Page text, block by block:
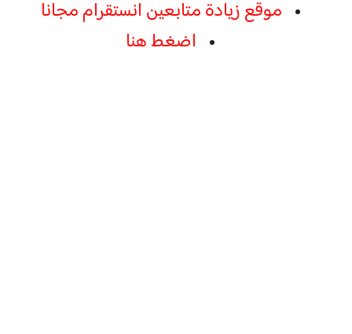
موقع زيادة متابعين انستقرام مجانا
اضغط هنا